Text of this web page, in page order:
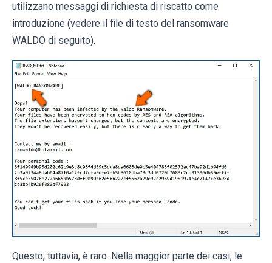
utilizzano messaggi di richiesta di riscatto come
introduzione (vedere il file di testo del ransomware
WALDO di seguito).
Questo, tuttavia, è raro. Nella maggior parte dei casi, le